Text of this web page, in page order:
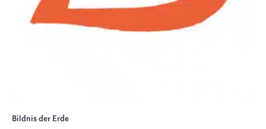
Bildnis der Erde